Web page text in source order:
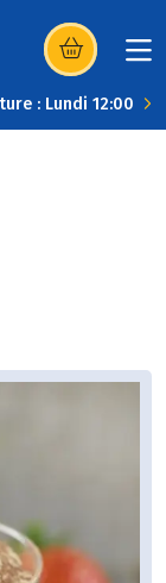
(s’ouvre dans
: Lundi 12:00